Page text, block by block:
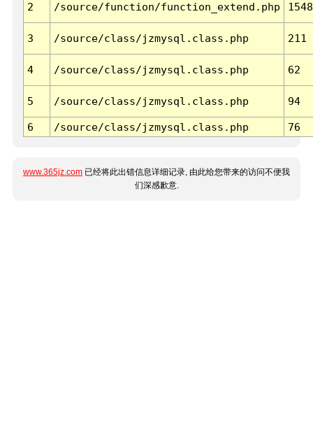
2 /source/function/function_extend.php 1548
3 /source/class/jzmysql.class.php 211
4 /source/class/jzmysql.class.php 62
5 /source/class/jzmysql.class.php 94
6 /source/class/jzmysql.class.php 76
www.365jz.com 已经将此出错信息详细记录, 由此给您带来的访问不便我
们深感歉意.